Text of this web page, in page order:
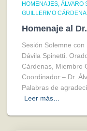
HOMENAJES ÁLVARO
GUILLERMO
Homenaje al
Sesión Solemne
Dávila Spinetti.
Cárdenas, Miembro
Coordinador:– Dr.
Palabras de
Leer más…